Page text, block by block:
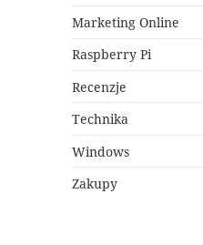
Marketing Online
Raspberry Pi
Recenzje
Technika
Windows
Zakupy